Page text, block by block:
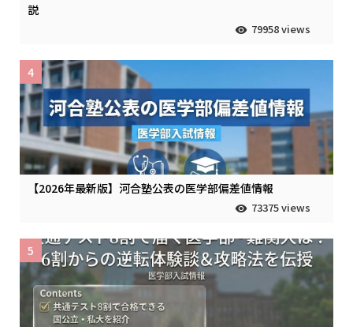
説
79958 views
【2026年最新版】河合塾公表の医学部偏差値情報
73375 views
4
5